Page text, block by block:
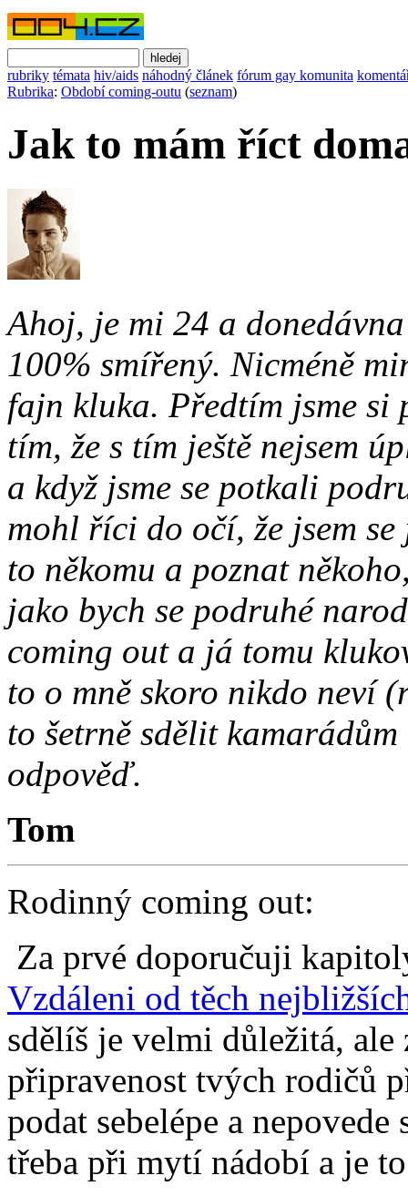
rubriky témata hiv/aids náhodný článek fórum gay komunita
Rubrika: Období coming-outu (seznam)
Jak to mám říct
Ahoj, je mi 24 a
100% smířený. Nicméně
fajn kluka. Předtím jsme si
tím, že s tím ještě nejsem
a když jsme se potkali
mohl říci do očí, že jsem
to někomu a poznat
jako bych se podruhé
coming out a já tomu
to o mně skoro nikdo neví
to šetrně sdělit
odpověď.
Tom
Rodinný coming out:
Za prvé doporučuji
Vzdáleni od těch
sdělíš je velmi důležitá, ale
připravenost tvých rodičů
podat sebelépe a
třeba při mytí nádobí a je